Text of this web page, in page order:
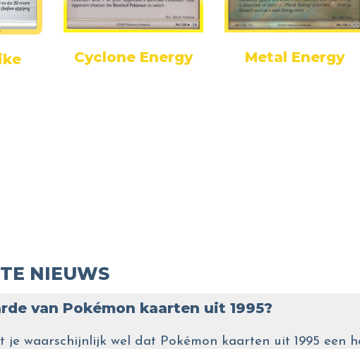
Cyclone Energy Metal Energy
NIEUWS
van Pokémon kaarten uit 1995?
je waarschijnlijk wel dat Pokémon kaarten uit 1995 een